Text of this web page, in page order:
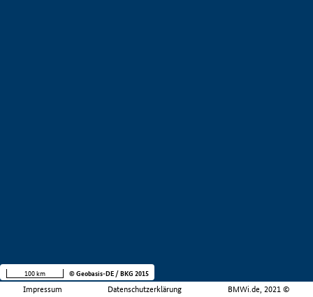
Impressum Datenschutzerklärung BMWi.de, 2021 ©
100 km © Geobasis-DE / BKG 2015